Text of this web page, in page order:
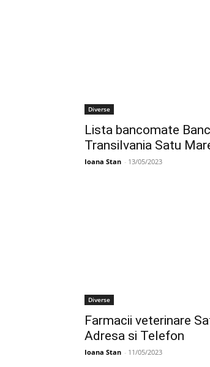
Diverse
Lista bancomate
Transilvania Satu
Ioana Stan - 13/05/2023
Diverse
Farmacii veterinare
Adresa si Telefon
Ioana Stan - 11/05/2023